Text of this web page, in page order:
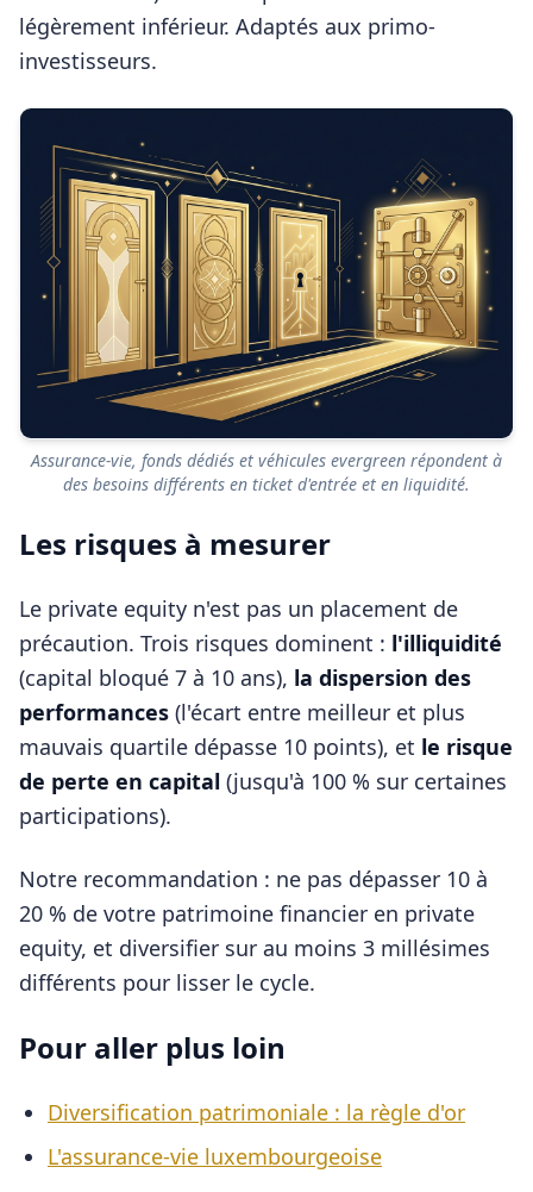
légèrement inférieur. Adaptés aux primo-
investisseurs.
Assurance-vie, fonds dédiés et véhicules evergreen répondent à
des besoins différents en ticket d'entrée et en liquidité.
Les risques à mesurer
Le private equity n'est pas un placement de
précaution. Trois risques dominent : l'illiquidité
(capital bloqué 7 à 10 ans), la dispersion des
performances (l'écart entre meilleur et plus
mauvais quartile dépasse 10 points), et le risque
de perte en capital (jusqu'à 100 % sur certaines
participations).
Notre recommandation : ne pas dépasser 10 à
20 % de votre patrimoine financier en private
equity, et diversifier sur au moins 3 millésimes
différents pour lisser le cycle.
Pour aller plus loin
Diversification patrimoniale : la règle d'or
L'assurance-vie luxembourgeoise